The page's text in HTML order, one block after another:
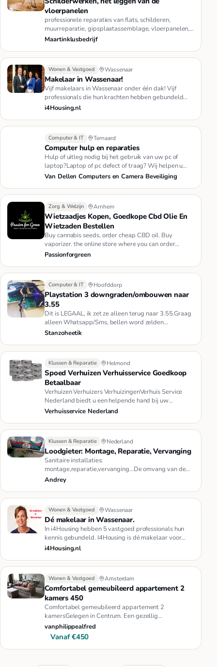
vloerpanelen
professionele reparaties van flats, schilderen,
muurreparatie, gipsplaatassemblage, vloerpanelen,
decoratieve steen, het…
Maartinklusbedrijf
Wonen & Vastgoed Wassenaar
Makelaar in Wassenaar!
Vijf makelaars in Wassenaar onder één dak! Vijf
professionals die hun krachten hebben gebundeld
onder de naam i4Housing …
i4Housing.nl
Computer & IT Ternaard
Computer hulp en reparaties
Hulp of uitleg nodig bij het gebruik van uw pc of
laptop?Laptop of pc defect of traag? Wij helpen u
graag.Neem contact o…
Van Dellen Computers en Camera Beveiliging
Zorg & Welzijn Arnhem
Wietzaadjes Kopen, Goedkope Cbd Olie En
Wietzaden Bestellen
Buy cannabis seeds, order cheap CBD oil. Buy
vaporizer. the online store where you can order
autoflower, female cannabis…
Passionforgreen
Computer & IT Hoofddorp
Playstation 3 downgraden/ombouwen naar
3.55
Dit is LEGAAL, ik zet ze alleen terug naar 3.55.Graag
alleen Whatsapp/Sms, bellen word zelden
opgenomen.De mogelijkheden…
Stanzoheetik
Klussen & Reparatie Helmond
Spoed Verhuizen Verhuisservice Goedkoop
Betaalbaar
Verhuizen Verhuizers VerhuizingenVerhuis Service
Nederland biedt u een helpende hand bij uw
verhuizing. U huurt per uur …
Verhuisservice Nederland
Klussen & Reparatie Nederland
Loodgieter: Montage, Reparatie, Vervanging
Sanitaire installaties:
montage,reparatie,vervanging...De omvang van de
geleverde hydraulische diensten omvat: INSTALLAT…
Andrey
Wonen & Vastgoed Wassenaar
Dé makelaar in Wassenaar.
In i4Housing hebben 5 vastgoed professionals hun
kennis gebundeld. I4Housing is dé makelaar voor
Wassenaar. U kunt bij o…
i4Housing.nl
Wonen & Vastgoed Amsterdam
Comfortabel gemeubileerd appartement 2
kamers 450
Comfortabel gemeubileerd appartement 2
kamersGelegen in Centrum. Een gezellig
appartement met twee slaapkamers, Het appa…
vanphilippealfred
Vanaf €450